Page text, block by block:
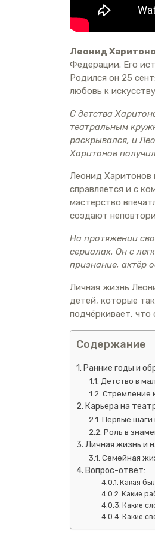
Леонид
Федерации. Его
Родился он 25
любовь к
С детства
театральным
раскрывался, и
Харитонов
Леонид Харитонов
справляется и с
мастерство
создают
На протяжении
сериалах. Он с
признание, актёр
Личная жизнь
детей, которые
подчёркивает, что
Содержание
Ранние годы и
Детство в
Стремление
Карьера на
Первые шаги
Роль в
Личная жизнь и
Семейная
Вопрос-ответ:
Какая
Какие
Какие
Какие